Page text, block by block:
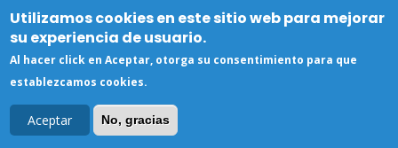
Utilizamos cookies en este sitio web para mejorar
su experiencia de usuario.
Al hacer click en Aceptar, otorga su consentimiento para que
establezcamos cookies.
Aceptar No, gracias